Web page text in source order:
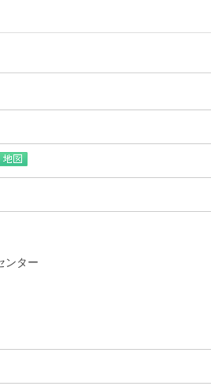
ンター